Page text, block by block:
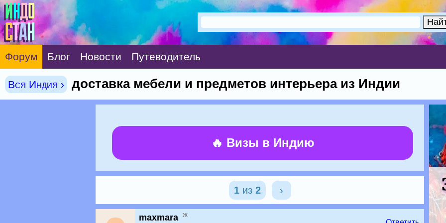
Форум Блог Новости Путеводитель
Вся Индия › доставка мебели и предметов интерьера из Индии
🔥 Визы в Индию
1из 2 ›
maxmara ж